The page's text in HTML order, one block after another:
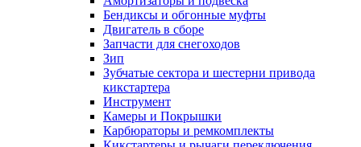
Бендиксы и обгонные муфты
Двигатель в сборе
Запчасти для снегоходов
Зип
Зубчатые сектора и шестерни привода
кикстартера
Инструмент
Камеры и Покрышки
Карбюраторы и ремкомплекты